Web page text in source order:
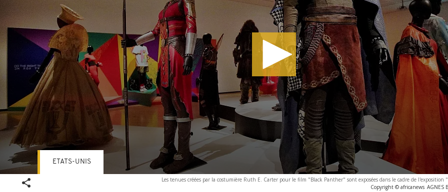
Les tenues créées par la costumière Ruth E. Carter pour le film "Black Panther" sont exposées dans le cadre de
Copyright © africanews AGNES
ETATS-UNIS